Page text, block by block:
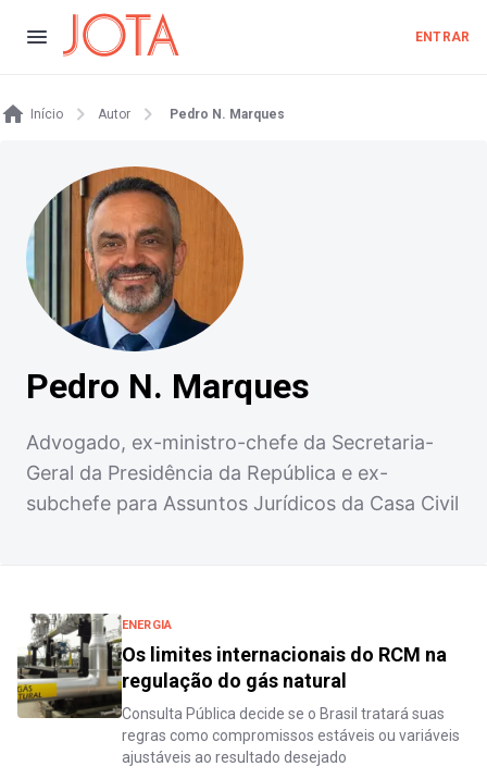
ENTRAR
Início Autor Pedro N. Marques
Pedro N. Marques
Advogado, ex-ministro-chefe da Secretaria-
Geral da Presidência da República e ex-
subchefe para Assuntos Jurídicos da Casa Civil
ENERGIA
Os limites internacionais do RCM na
regulação do gás natural
Consulta Pública decide se o Brasil tratará suas
regras como compromissos estáveis ou variáveis
ajustáveis ao resultado desejado